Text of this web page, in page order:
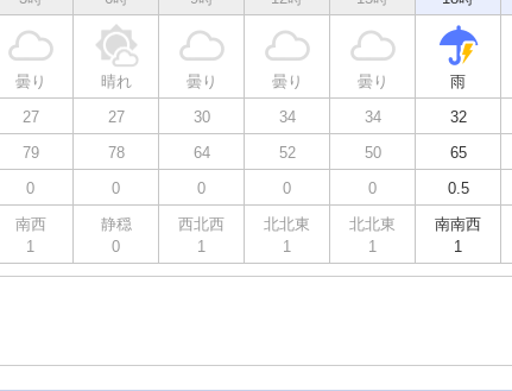
曇り 晴れ 曇り 曇り 曇り 雨
27 27 30 34 34 32
79 78 64 52 50 65
0 0 0 0 0 0.5
南西
1
静穏
0
西北西
1
北北東
1
北北東
1
南南西
1